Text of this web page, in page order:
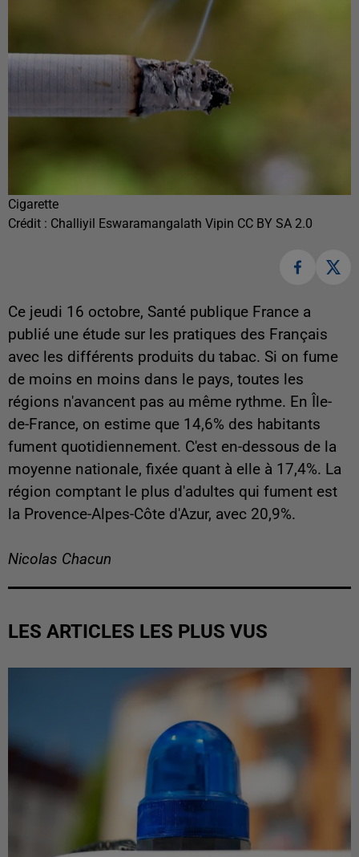
Cigarette
Crédit : Challiyil Eswaramangalath Vipin CC BY SA 2.0
Ce jeudi 16 octobre, Santé publique France a
publié une étude sur les pratiques des Français
avec les différents produits du tabac. Si on fume
de moins en moins dans le pays, toutes les
régions n'avancent pas au même rythme. En Île-
de-France, on estime que 14,6% des habitants
fument quotidiennement. C'est en-dessous de la
moyenne nationale, fixée quant à elle à 17,4%. La
région comptant le plus d'adultes qui fument est
la Provence-Alpes-Côte d'Azur, avec 20,9%.
Nicolas Chacun
LES ARTICLES LES PLUS VUS